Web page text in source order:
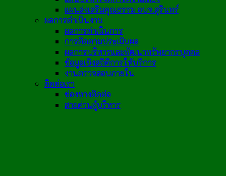
แผนส่งเสริมคุณธรรม อบจ.สุรินทร์
ผลการดำเนินงาน
ผลการดำเนินการ
การติดตามประเมินผล
ผลการบริหารและพัฒนาทรัพยากรบุคคล
ข้อมูลเชิงสถิติการให้บริการ
งานตรวจสอบภายใน
ติดต่อเรา
ช่องทางติดต่อ
สายด่วนผู้บริหาร